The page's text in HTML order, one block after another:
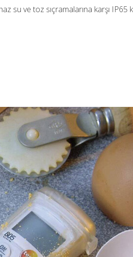
su ve toz sıçramalarına karşı IP65